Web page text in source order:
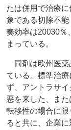
たは併用で治療
象である切除不
奏効率は20030
まっている。
同剤は欧州医薬
ている。標準治
ず、アントラサ
悪を来した、ま
転移性の場合に
ると共に、企業